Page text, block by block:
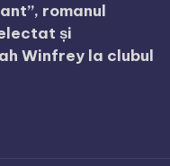
romanul
și
Winfrey la clubul